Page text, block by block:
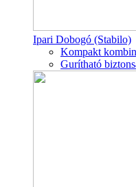
Ipari Dobogó (Stabilo)
Kompakt
Gurítható